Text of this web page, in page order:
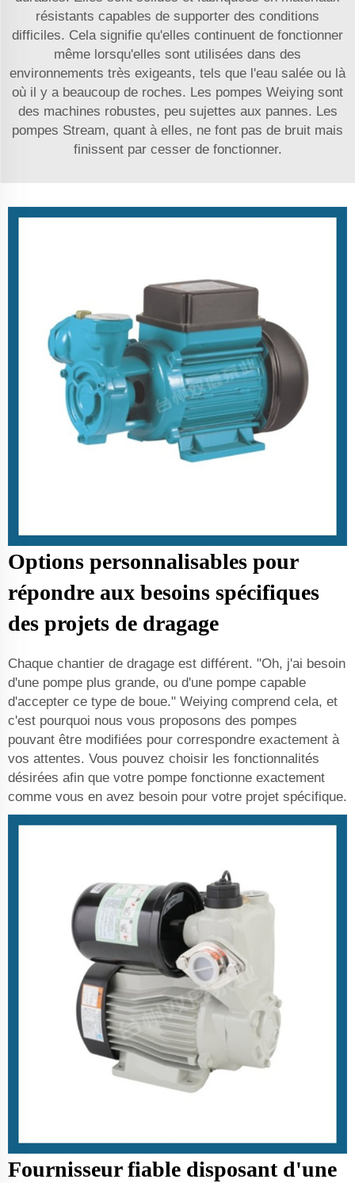
résistants capables de supporter des conditions
difficiles. Cela signifie qu'elles continuent de fonctionner
même lorsqu'elles sont utilisées dans des
environnements très exigeants, tels que l'eau salée ou là
où il y a beaucoup de roches. Les pompes Weiying sont
des machines robustes, peu sujettes aux pannes. Les
pompes Stream, quant à elles, ne font pas de bruit mais
finissent par cesser de fonctionner.
Options personnalisables pour
répondre aux besoins spécifiques
des projets de dragage
Chaque chantier de dragage est différent. "Oh, j'ai besoin
d'une pompe plus grande, ou d'une pompe capable
d'accepter ce type de boue." Weiying comprend cela, et
c'est pourquoi nous vous proposons des pompes
pouvant être modifiées pour correspondre exactement à
vos attentes. Vous pouvez choisir les fonctionnalités
désirées afin que votre pompe fonctionne exactement
comme vous en avez besoin pour votre projet spécifique.
Fournisseur fiable disposant d'une